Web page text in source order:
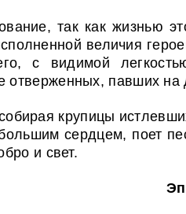
так как жизнью
величия
с видимой
отверженных, павших
крупицы
сердцем, поет
и свет.